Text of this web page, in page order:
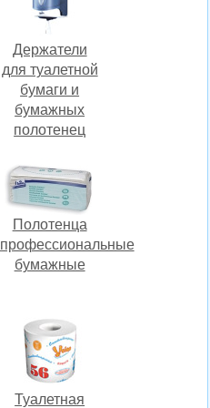
Держатели
для туалетной
бумаги и
бумажных
полотенец
Полотенца
профессиональные
бумажные
Туалетная